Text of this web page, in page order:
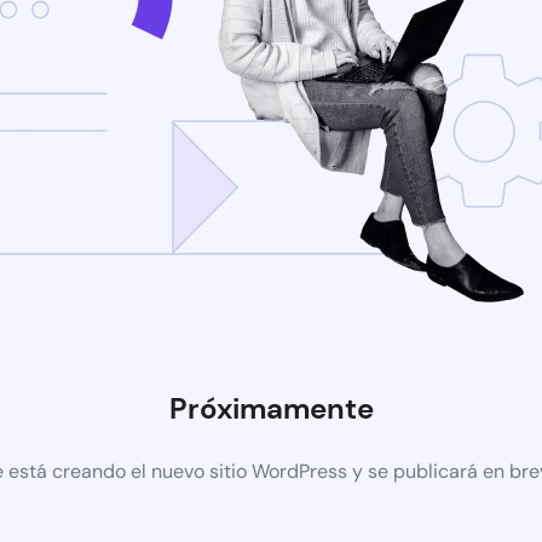
Próximamente
está creando el nuevo sitio WordPress y se publicará en